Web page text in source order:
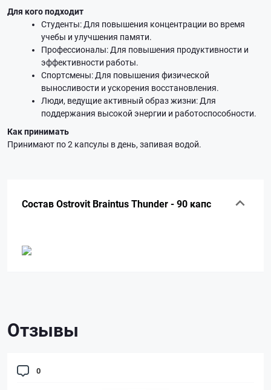
Для кого подходит
Студенты: Для повышения концентрации во время
учебы и улучшения памяти.
Профессионалы: Для повышения продуктивности и
эффективности работы.
Спортсмены: Для повышения физической
выносливости и ускорения восстановления.
Люди, ведущие активный образ жизни: Для
поддержания высокой энергии и работоспособности.
Как принимать
Принимают по 2 капсулы в день, запивая водой.
Состав Ostrovit Braintus Thunder - 90 капс
Отзывы
0